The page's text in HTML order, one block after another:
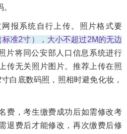
报系统自行上传。照片格式要
准2寸），大小不超过2M的无边
照片将同公安部人口信息系统进行
传无关照片图片。推荐上传在照
白底数码照，照相时避免化妆，
费，考生缴费成功后如需修改考
退费后才能修改，再次缴费后修